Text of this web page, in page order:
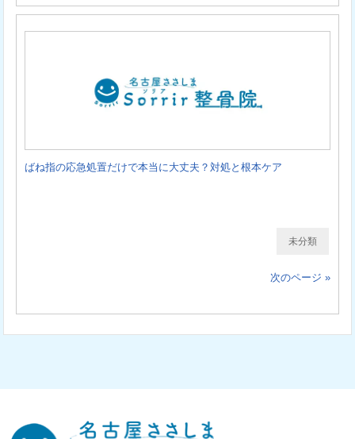
ばね指の応急処置だけで本当に大丈夫？対処と根本ケア
未分類
次のページ »